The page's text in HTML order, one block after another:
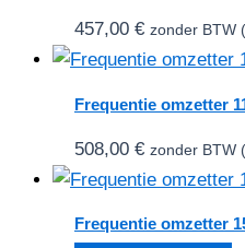
457,00 € zonder BTW (
Frequentie omzetter
508,00 € zonder BTW (
Frequentie omzetter